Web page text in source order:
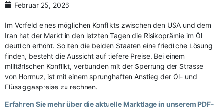
Februar 25, 2026
Im Vorfeld eines möglichen Konflikts zwischen den USA und dem
Iran hat der Markt in den letzten Tagen die Risikoprämie im Öl
deutlich erhöht. Sollten die beiden Staaten eine friedliche Lösung
finden, besteht die Aussicht auf tiefere Preise. Bei einem
militärischen Konflikt, verbunden mit der Sperrung der Strasse
von Hormuz, ist mit einem sprunghaften Anstieg der Öl- und
Flüssiggaspreise zu rechnen.
Erfahren Sie mehr über die aktuelle Marktlage in unserem PDF-